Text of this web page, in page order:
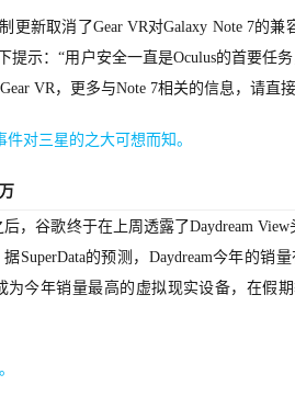
更新取消了Gear VR对Galaxy Note 7的
提示：“用户安全一直是Oculus的首要任
VR，更多与Note 7相关的信息，请直
对三星的之大可想而知。
，谷歌终于在上周透露了Daydream
的预测，Daydream今年的销
为今年销量最高的虚拟现实设备，在假